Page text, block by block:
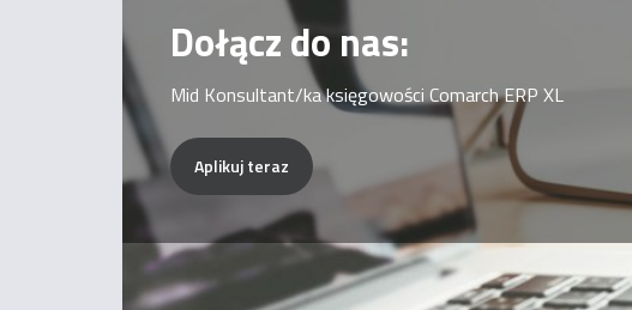
Dołącz do nas:
Mid Konsultant/ka księgowości Comarch ERP XL
Aplikuj teraz